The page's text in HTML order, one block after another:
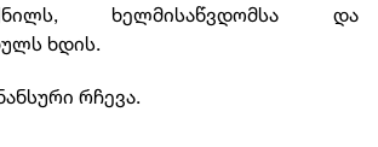
ხელმისაწვდომსა და
ხდის.
რჩევა.